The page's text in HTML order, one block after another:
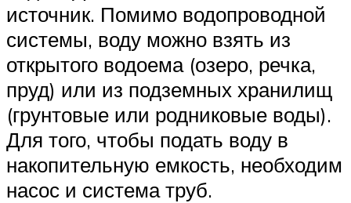
источник. Помимо водопроводной
системы, воду можно взять из
открытого водоема (озеро, речка,
пруд) или из подземных хранилищ
(грунтовые или родниковые воды).
Для того, чтобы подать воду в
накопительную емкость, необходим
насос и система труб.